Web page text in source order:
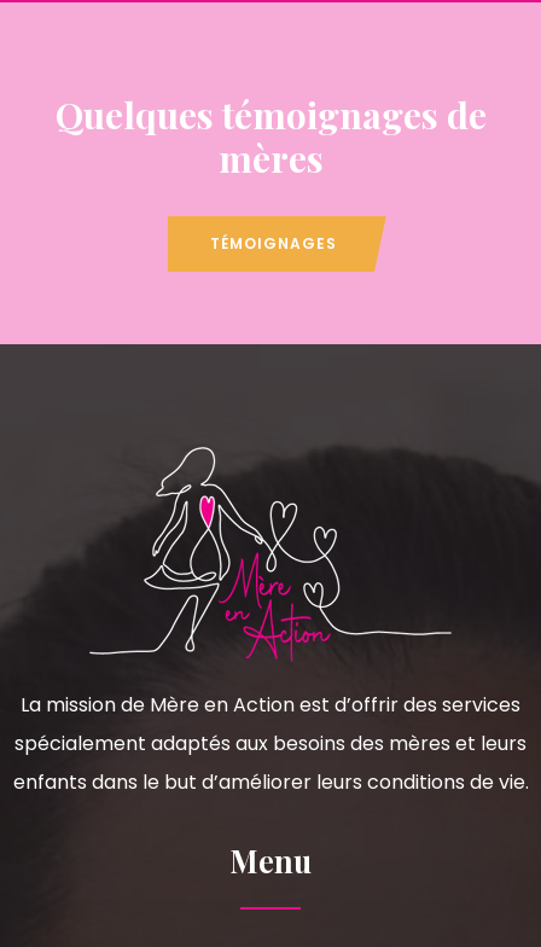
Quelques témoignages de
mères
TÉMOIGNAGES
La mission de Mère en Action est d’offrir des services
spécialement adaptés aux besoins des mères et leurs
enfants dans le but d’améliorer leurs conditions de vie.
Menu